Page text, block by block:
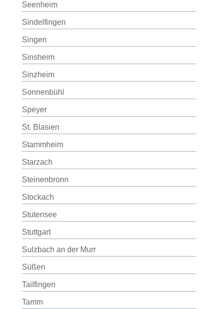
Seenheim
Sindelfingen
Singen
Sinsheim
Sinzheim
Sonnenbühl
Speyer
St. Blasien
Stammheim
Starzach
Steinenbronn
Stockach
Stutensee
Stuttgart
Sulzbach an der Murr
Süßen
Tailfingen
Tamm